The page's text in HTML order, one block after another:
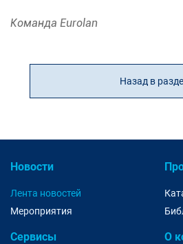
Команда Eurolan
Назад в
Новости
Лента новостей
Мероприятия
Сервисы О